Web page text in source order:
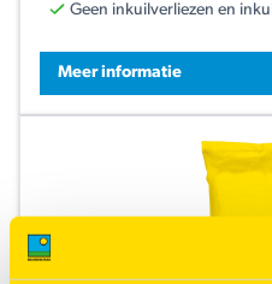
Geen inkuilverliezen en
Meer informatie